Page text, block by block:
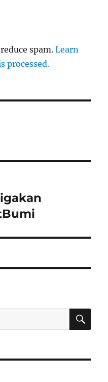
spam.Learn
processed.